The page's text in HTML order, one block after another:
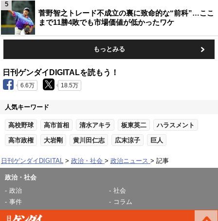
菅野智之トレード不成立の裏に致命的な“前科”…ここ
まで11勝4敗でも市場価値が低かったワケ
5
もっとみる
日刊ゲンダイDIGITALを読もう！
6.6万 18.5万
人気キーワード
高校野球 高市首相 清水アキラ 板東英二 ハラスメント
高市政権 大岩剛 黄川田仁志 広末涼子 巨人
日刊ゲンダイDIGITAL 政治・社会 政治ニュース 記事
政治・社会
政治
社会
事件
コラム